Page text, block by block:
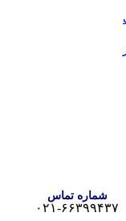
شماره تماس
۰۲۱-۶۶۳۹۹۴۳۷